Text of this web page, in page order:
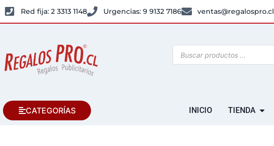
Red fija: 2 3313 1148 Urgencias: 9 9132 7186 ventas@regalospro.cl
CATEGORÍAS INICIO TIENDA